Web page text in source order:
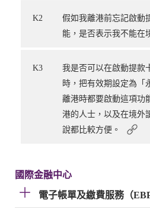
K2
假如我離港前忘記啟動
能，是否表示我不能在
K3
我是否可以在啟動提款
時，把有效期設定為「
離港時都要啟動這項功
港的人士，以及在境外
說都比較方便。
國際金融中心
電子帳單及繳費服務（